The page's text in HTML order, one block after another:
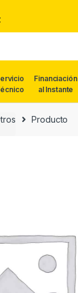
Financiación
al Instante
Producto